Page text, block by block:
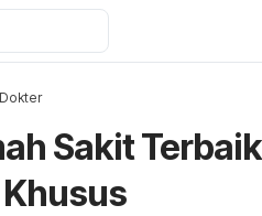
Sakit